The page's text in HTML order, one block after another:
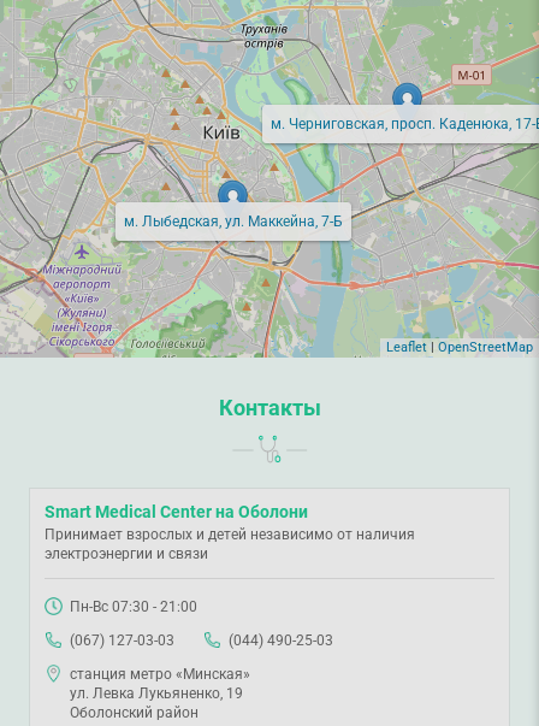
м. Лыбедская, ул. Маккейна, 7-Б
м. Черниговская, просп. Каденюка, 17-
Leaflet| OpenStreetMap
Контакты
Smart Medical Center на Оболони
Принимает взрослых и детей независимо от наличия
электроэнергии и связи
Пн-Вс 07:30 - 21:00
(067) 127-03-03
(044) 490-25-03
станция метро «Минская»
ул. Левка Лукьяненко, 19
Оболонский район